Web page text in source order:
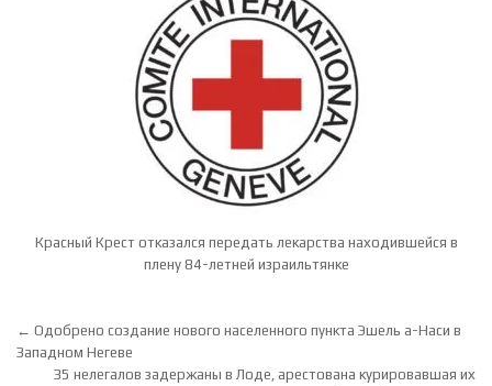
Красный Крест отказался передать лекарства находившейся в
плену 84-летней израильтянке
Навигация по записям
← Одобрено создание нового населенного пункта Эшель а-Наси в
Западном Негеве
35 нелегалов задержаны в Лоде, арестована курировавшая их